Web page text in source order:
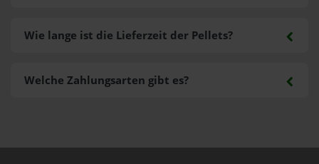
Welche Zahlungsarten gibt es?
Wie lange ist die Lieferzeit der Pellets?